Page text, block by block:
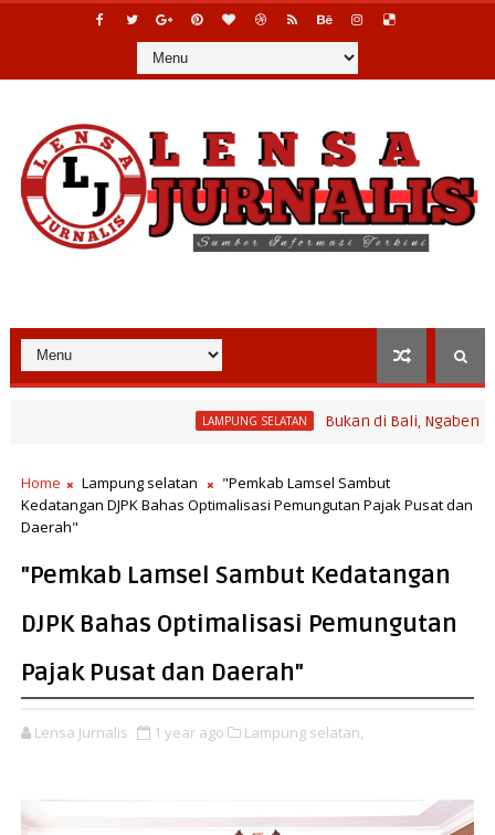
LAMPUNG SELATAN Bukan di Bali, Ngaben Massal
Home Lampung selatan
"Pemkab Lamsel Sambut
Kedatangan DJPK Bahas Optimalisasi Pemungutan Pajak Pusat dan
Daerah"
"Pemkab Lamsel Sambut Kedatangan
DJPK Bahas Optimalisasi Pemungutan
Pajak Pusat dan Daerah"
Lensa Jurnalis 1 year ago Lampung selatan,